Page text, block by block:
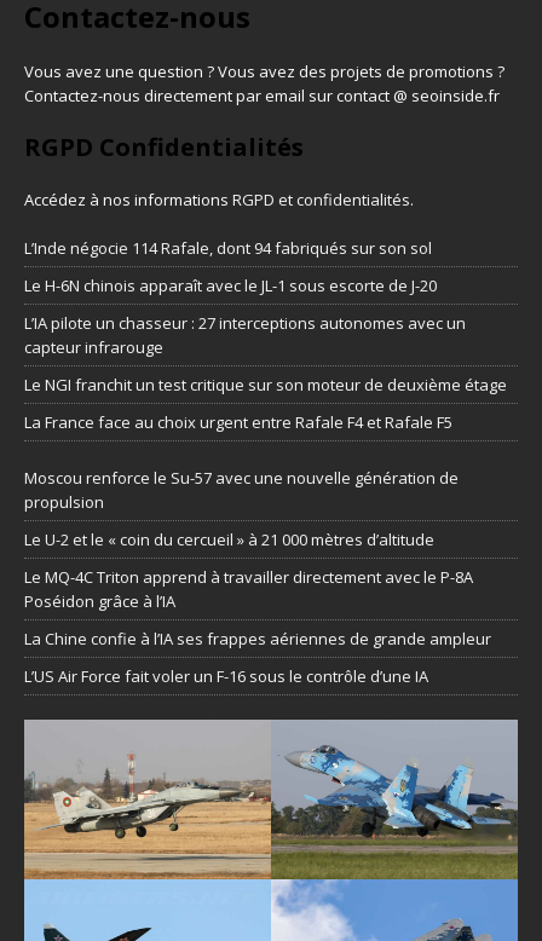
Contactez-nous
Vous avez une question ? Vous avez des projets de promotions ?
Contactez-nous directement par email sur contact @ seoinside.fr
RGPD Confidentialités
Accédez à nos informations RGPD et confidentialités.
L’Inde négocie 114 Rafale, dont 94 fabriqués sur son sol
Le H-6N chinois apparaît avec le JL-1 sous escorte de J-20
L’IA pilote un chasseur : 27 interceptions autonomes avec un
capteur infrarouge
Le NGI franchit un test critique sur son moteur de deuxième étage
La France face au choix urgent entre Rafale F4 et Rafale F5
Moscou renforce le Su-57 avec une nouvelle génération de
propulsion
Le U-2 et le « coin du cercueil » à 21 000 mètres d’altitude
Le MQ-4C Triton apprend à travailler directement avec le P-8A
Poséidon grâce à l’IA
La Chine confie à l’IA ses frappes aériennes de grande ampleur
L’US Air Force fait voler un F-16 sous le contrôle d’une IA